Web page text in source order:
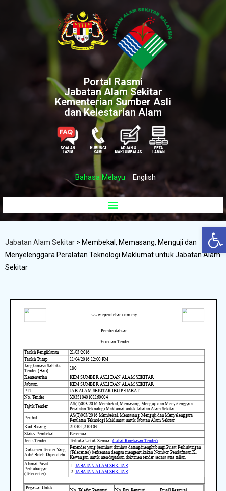
Portal Rasmi
Jabatan Alam Sekitar
Kementerian Sumber Asli
dan Kelestarian Alam
Bahasa Melayu English
Jabatan Alam Sekitar > Membekal, Memasang, Menguji dan
Menyelenggara Peralatan Teknologi Maklumat untuk Jabatan Alam
Sekitar